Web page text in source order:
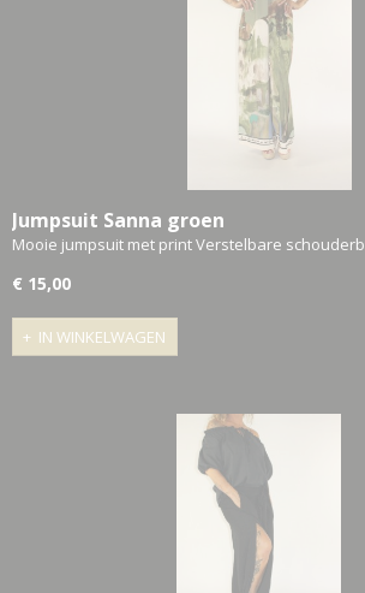
Jumpsuit Sanna groen
Mooie jumpsuit met print Verstelbare
€ 15,00
IN WINKELWAGEN